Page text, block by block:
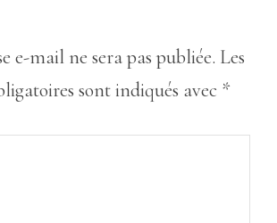
e-mail ne sera pas publiée. Les
sont indiqués avec *